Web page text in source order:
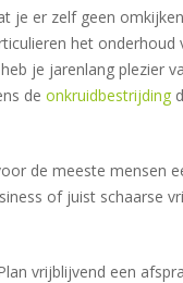
je er zelf geen
het onderhoud
je jarenlang plezier
de onkruidbestrijding
de meeste mensen
of juist schaarse
vrijblijvend een